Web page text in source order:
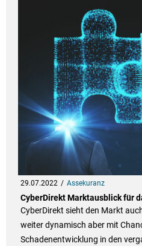
29.07.2022 Assekuranz
CyberDirekt Marktausblick für
CyberDirekt sieht den Markt
weiter dynamisch aber mit
Schadenentwicklung in den